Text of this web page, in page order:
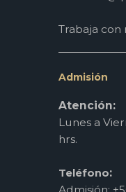
Trabaja con
Admisión
Atención:
Lunes a
hrs.
Teléfono: